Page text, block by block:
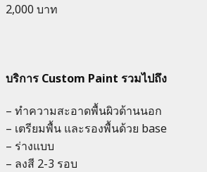
2,000 บาท
บริการ Custom Paint รวมไปถึง
– ทำความสะอาดพื้นผิวด้านนอก
– เตรียมพื้น และรองพื้นด้วย base
– ร่างแบบ
– ลงสี 2-3 รอบ